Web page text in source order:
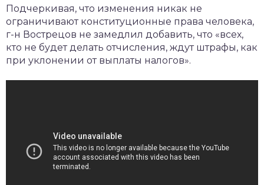
Подчеркивая, что изменения никак не
ограничивают конституционные права человека,
г-н Вострецов не замедлил добавить, что «всех,
кто не будет делать отчисления, ждут штрафы, как
при уклонении от выплаты налогов».